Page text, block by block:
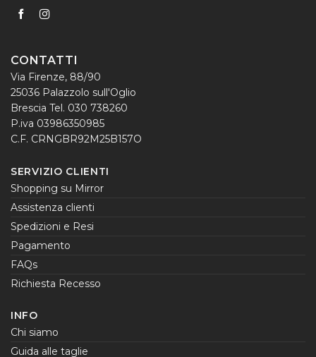
CONTATTI
Via Firenze, 88/90
25036 Palazzolo sull'Oglio
Brescia Tel. 030 738260
P.iva 03986350985
C.F. CRNGBR92M25B157O
SERVIZIO CLIENTI
Shopping su Mirror
Assistenza clienti
Spedizioni e Resi
Pagamento
FAQs
Richiesta Recesso
INFO
Chi siamo
Guida alle taglie